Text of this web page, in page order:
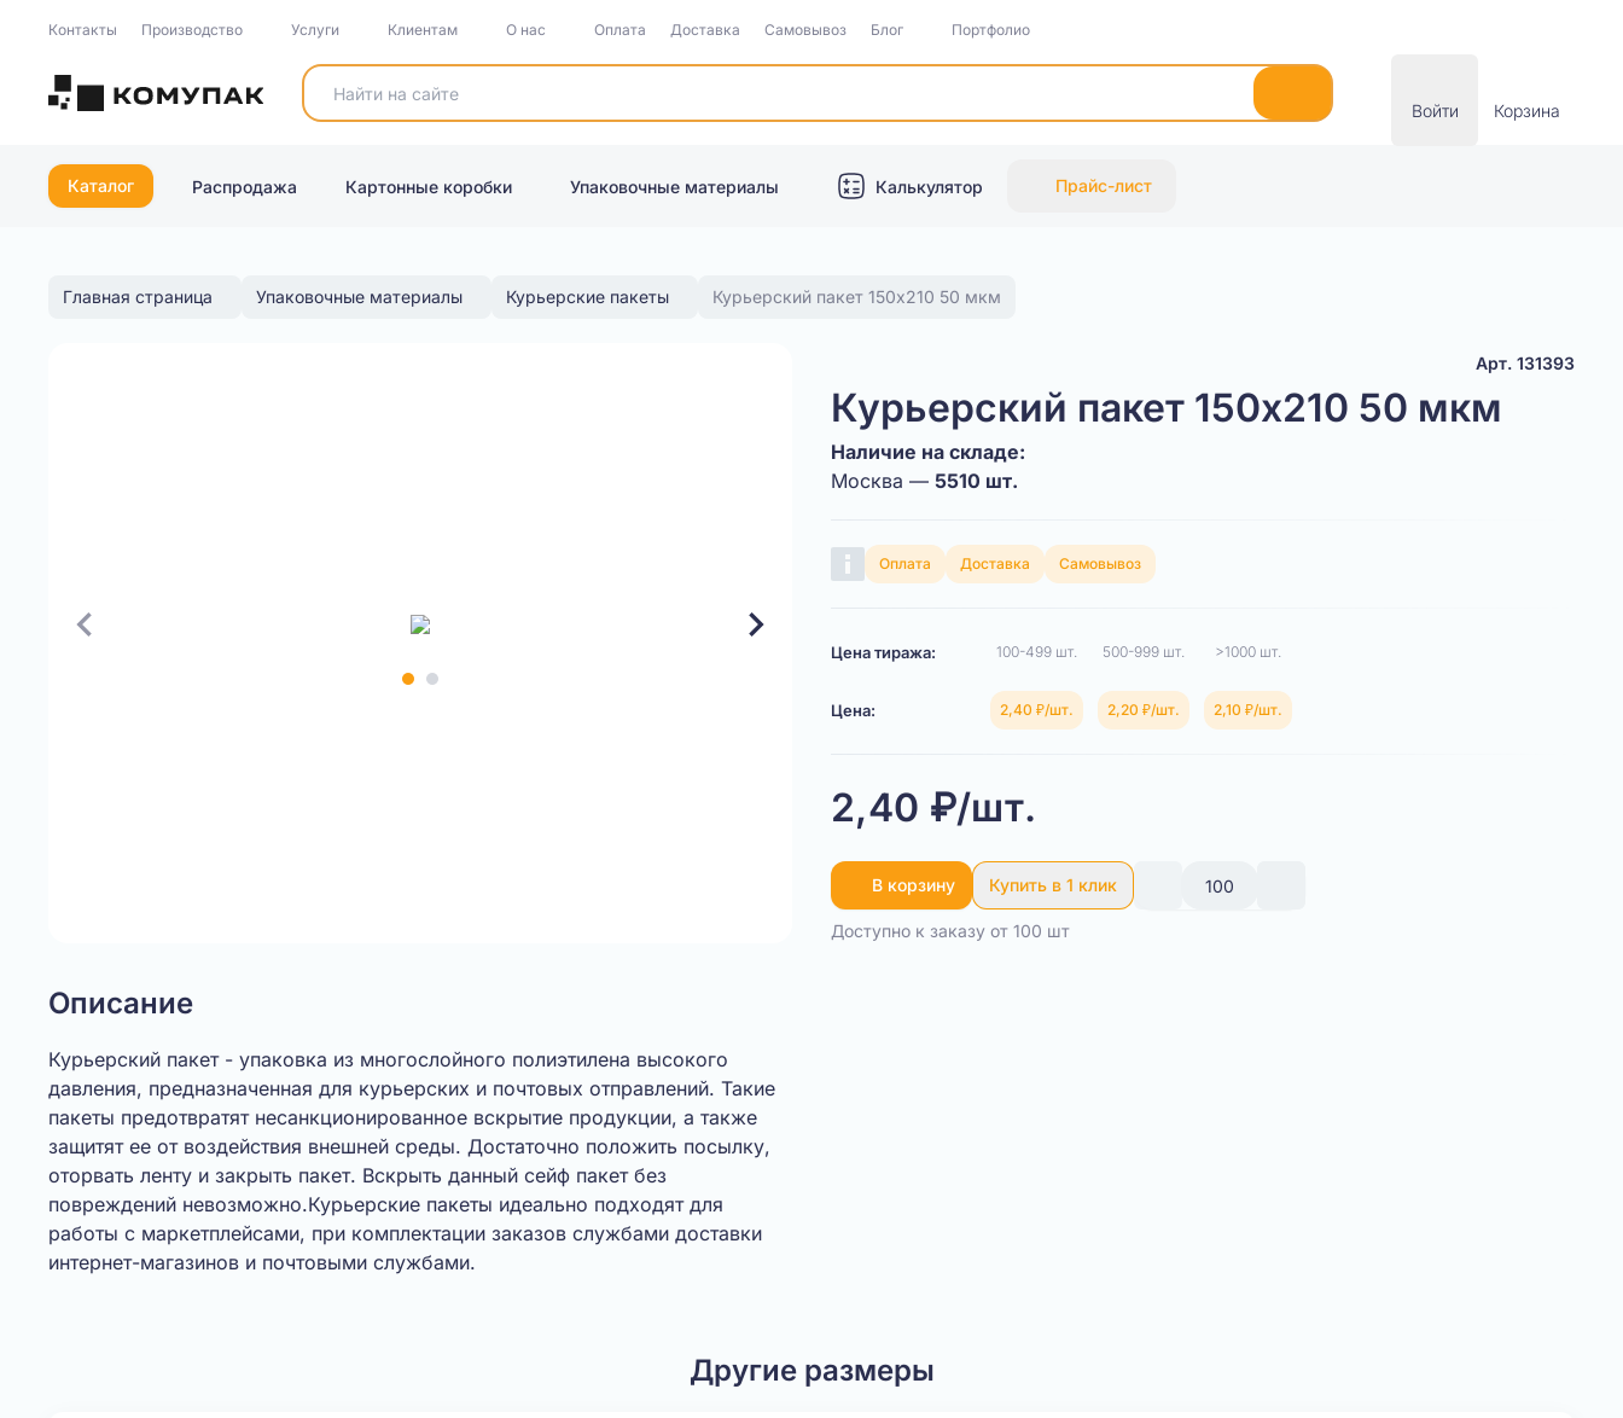
Контакты Производство Услуги Клиентам О нас Оплата Доставка Самовывоз Блог Портфолио
Войти Корзина
Каталог Распродажа Картонные коробки Упаковочные материалы Калькулятор Прайс-лист
Главная страница Упаковочные материалы Курьерские пакеты Курьерский пакет 150х210 50 мкм
Арт. 131393
Курьерский пакет 150х210 50 мкм
Наличие на складе:
Москва — 5510 шт.
Оплата Доставка Самовывоз
Цена тиража: 100-499 шт. 500-999 шт. >1000 шт.
Цена: 2,40 ₽/шт. 2,20 ₽/шт. 2,10 ₽/шт.
2,40 ₽/шт.
В корзину Купить в 1 клик
Доступно к заказу от 100 шт
Описание
Курьерский пакет - упаковка из многослойного полиэтилена высокого
давления, предназначенная для курьерских и почтовых отправлений. Такие
пакеты предотвратят несанкционированное вскрытие продукции, а также
защитят ее от воздействия внешней среды. Достаточно положить посылку,
оторвать ленту и закрыть пакет. Вскрыть данный сейф пакет без
повреждений невозможно.Курьерские пакеты идеально подходят для
работы с маркетплейсами, при комплектации заказов службами доставки
интернет-магазинов и почтовыми службами.
Другие размеры